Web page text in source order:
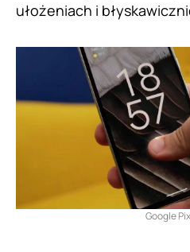
ułożeniach i
Google